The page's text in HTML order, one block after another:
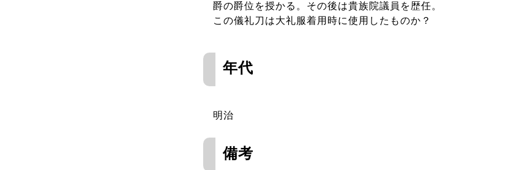
爵の爵位を授かる。その後は貴族院議員を歴任。
この儀礼刀は大礼服着用時に使用したものか？
年代
明治
備考